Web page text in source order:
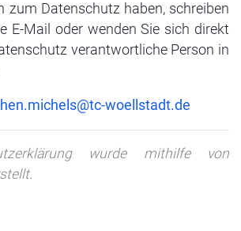
zum Datenschutz haben, schreiben
E-Mail oder wenden Sie sich direkt
verantwortliche Person in
wurde mithilfe von